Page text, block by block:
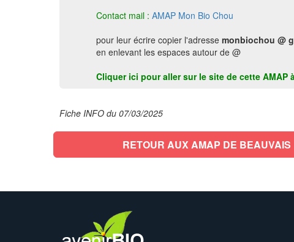
Contact mail : AMAP Mon Bio Chou
pour leur écrire copier l'adresse monbiochou @
en enlevant les espaces autour de @
Cliquer ici pour aller sur le site de cette AMAP
Fiche INFO du 07/03/2025
RETOUR AUX AMAP DE BEAUVAIS